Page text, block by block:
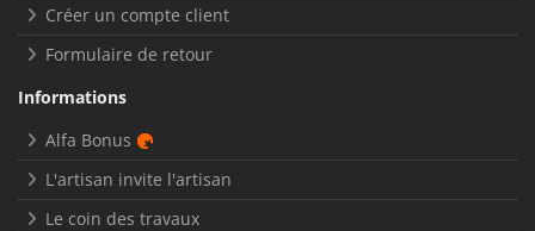
Créer un compte client
Formulaire de retour
Informations
Alfa Bonus
L'artisan invite l'artisan
Le coin des travaux